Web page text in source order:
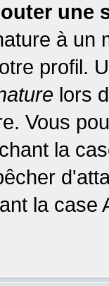
une
à un
profil.
lors
Vous
la
la